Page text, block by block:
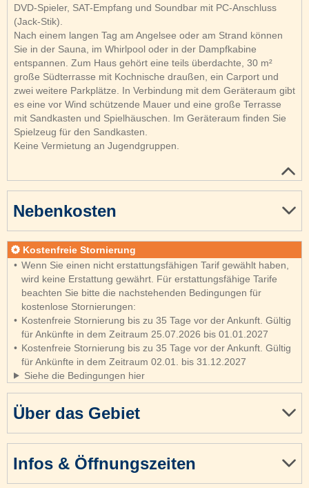
DVD-Spieler, SAT-Empfang und Soundbar mit PC-Anschluss
(Jack-Stik).
Nach einem langen Tag am Angelsee oder am Strand können
Sie in der Sauna, im Whirlpool oder in der Dampfkabine
entspannen. Zum Haus gehört eine teils überdachte, 30 m²
große Südterrasse mit Kochnische draußen, ein Carport und
zwei weitere Parkplätze. In Verbindung mit dem Geräteraum gibt
es eine vor Wind schützende Mauer und eine große Terrasse
mit Sandkasten und Spielhäuschen. Im Geräteraum finden Sie
Spielzeug für den Sandkasten.
Keine Vermietung an Jugendgruppen.
Über das Gebiet
Infos & Öffnungszeiten
Nebenkosten
Kostenfreie Stornierung
Wenn Sie einen nicht erstattungsfähigen Tarif gewählt haben,
wird keine Erstattung gewährt. Für erstattungsfähige Tarife
beachten Sie bitte die nachstehenden Bedingungen für
kostenlose Stornierungen:
Kostenfreie Stornierung bis zu 35 Tage vor der Ankunft. Gültig
für Ankünfte in dem Zeitraum 25.07.2026 bis 01.01.2027
Kostenfreie Stornierung bis zu 35 Tage vor der Ankunft. Gültig
für Ankünfte in dem Zeitraum 02.01. bis 31.12.2027
Siehe die Bedingungen hier